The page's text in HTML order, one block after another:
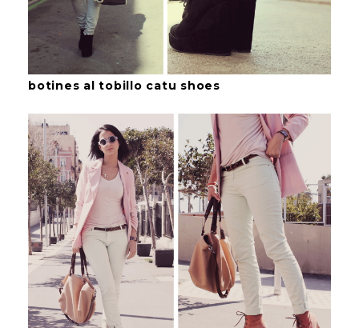
botines al tobillo catu shoes